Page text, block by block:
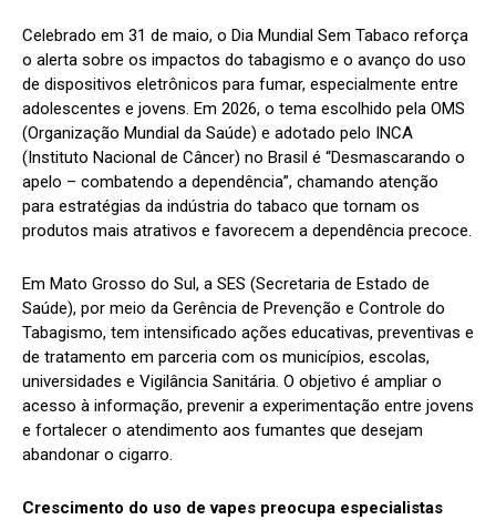
Celebrado em 31 de maio, o Dia Mundial Sem Tabaco reforça
o alerta sobre os impactos do tabagismo e o avanço do uso
de dispositivos eletrônicos para fumar, especialmente entre
adolescentes e jovens. Em 2026, o tema escolhido pela OMS
(Organização Mundial da Saúde) e adotado pelo INCA
(Instituto Nacional de Câncer) no Brasil é “Desmascarando o
apelo – combatendo a dependência”, chamando atenção
para estratégias da indústria do tabaco que tornam os
produtos mais atrativos e favorecem a dependência precoce.
Em Mato Grosso do Sul, a SES (Secretaria de Estado de
Saúde), por meio da Gerência de Prevenção e Controle do
Tabagismo, tem intensificado ações educativas, preventivas e
de tratamento em parceria com os municípios, escolas,
universidades e Vigilância Sanitária. O objetivo é ampliar o
acesso à informação, prevenir a experimentação entre jovens
e fortalecer o atendimento aos fumantes que desejam
abandonar o cigarro.
Crescimento do uso de vapes preocupa especialistas